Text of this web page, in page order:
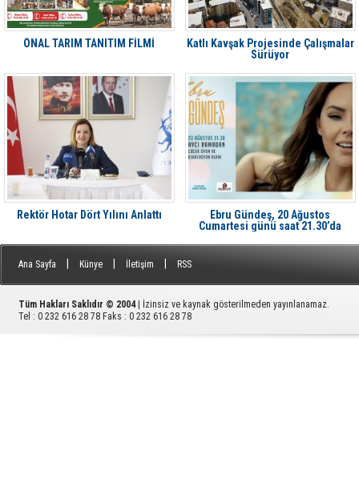
ÖNAL TARIM TANITIM FİLMİ
Katlı Kavşak Projesinde Çalışmalar
Sürüyor
Rektör Hotar Dört Yılını Anlattı
Ebru Gündeş, 20 Ağustos
Cumartesi günü saat 21.30’da
Ana Sayfa Künye İletişim RSS
Tüm Hakları Saklıdır © 2004| İzinsiz ve kaynak gösterilmeden yayınlanamaz.
Tel : 0 232 616 28 78 Faks : 0 232 616 28 78